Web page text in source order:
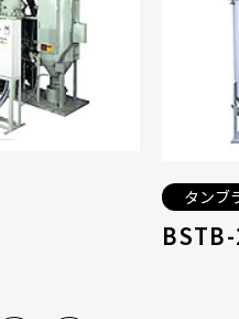
タンブ
BSTB-